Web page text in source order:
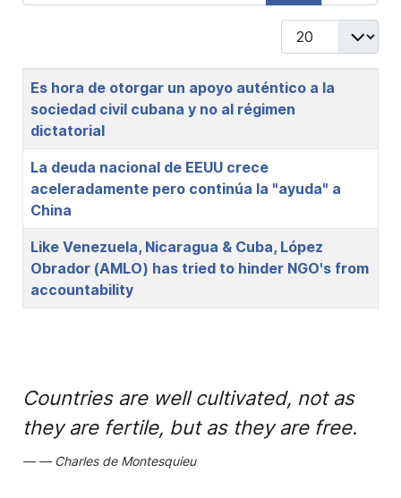
Display #
Title
Es hora de otorgar un apoyo auténtico a la
sociedad civil cubana y no al régimen
dictatorial
La deuda nacional de EEUU crece
aceleradamente pero continúa la "ayuda" a
China
Like Venezuela, Nicaragua & Cuba, López
Obrador (AMLO) has tried to hinder NGO's from
accountability
Countries are well cultivated, not as
they are fertile, but as they are free.
Charles de Montesquieu